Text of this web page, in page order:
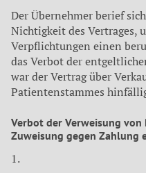
Der Übernehmer berief
Nichtigkeit des Vertrages,
Verpflichtungen einen
das Verbot der
war der Vertrag über
Patientenstammes
Verbot der Verweisung
Zuweisung gegen Zahlung
1.